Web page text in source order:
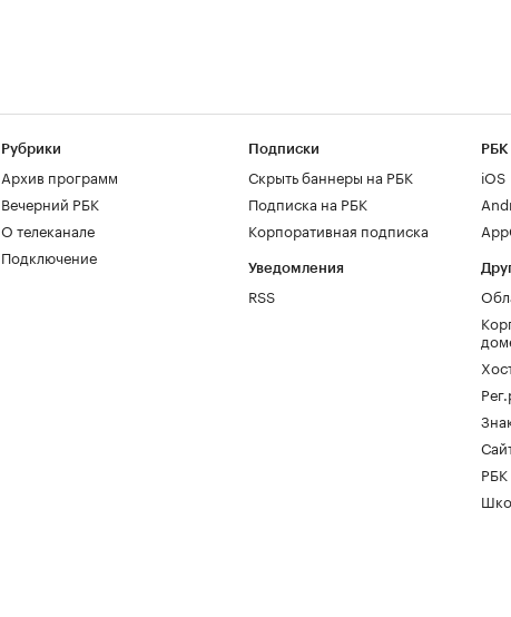
Рубрики
Архив программ
Вечерний РБК
О телеканале
Подключение
Подписки
Скрыть баннеры на РБК
Подписка на РБК
Корпоративная подписка
Уведомления
RSS
РБК
iOS